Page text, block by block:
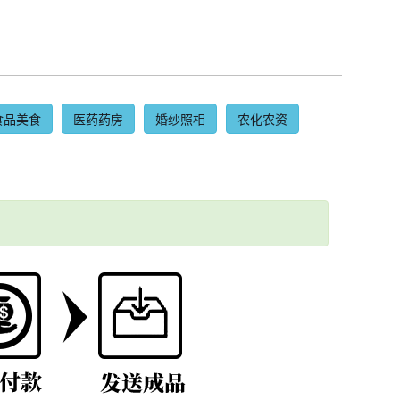
品美食 医药药房 婚纱照相 农化农资